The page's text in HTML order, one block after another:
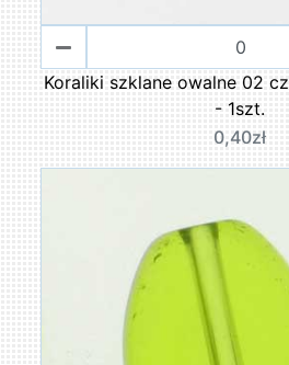
Koraliki szklane owalne 02
- 1szt.
0,40zł